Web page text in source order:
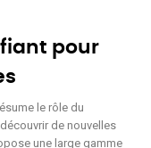
pour
le rôle du
de nouvelles
une large gamme